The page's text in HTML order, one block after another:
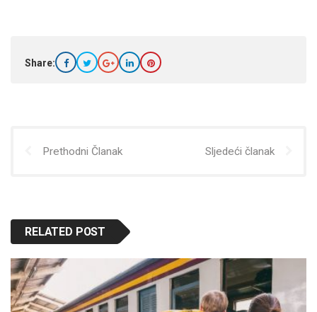
Share:
Prethodni Članak Sljedeći članak
RELATED POST